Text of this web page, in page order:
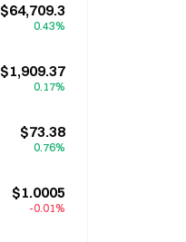
$64,709.3
0.43%
$1,909.37
0.17%
$73.38
0.76%
$1.0005
-0.01%